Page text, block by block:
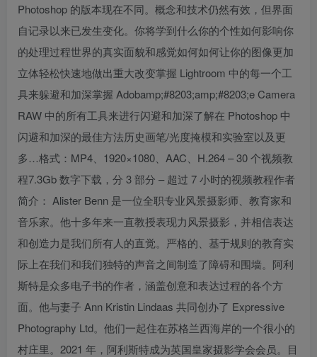
Photoshop 的版本现在不同。概念和技术仍然有效，但界面
自记录以来已发生变化。你将学到什么你的个性如何影响你
的处理过程世界的真实面貌和感觉如何如何让你的图像更加
立体轻松快速地做出重大改变掌握 Lightroom 中的每一个工
具来躲避和加深掌握 Adobamp;#8203;amp;#8203;e Camera
RAW 中的所有工具来进行闪避和加深了解在 Photoshop 中
闪避和加深的最佳方法历史画笔/光度掩模和实验室以及更
多…格式：MP4、1920×1080、AAC、H.264 – 30 个视频教
程7.3Gb 数字下载，分 3 部分 – 超过 7 小时的视频教程作者
简介： Alister Benn 是一位全职专业风景摄影师、教育家和
音乐家。他十多年来一直教授表现力风景摄影，并相信表达
和创造力是我们所有人的直觉。严格的、基于规则的教育实
际上在我们和我们独特的声音之间制造了障碍和围墙。阿利
斯特是众多电子书的作者，涵盖创意和表达过程的各个方
面。他与妻子 Ann Kristin Lindaas 共同创办了 Expressive
Photography Ltd。他们一起住在苏格兰西海岸的一个很小的
村庄里。2021 年，阿利斯特成为英国皇家摄影学会会员。目